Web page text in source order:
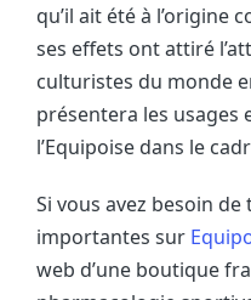
qu’il ait été à l’origine
ses effets ont attiré
culturistes du monde
présentera les usages
l’Equipoise dans le
Si vous avez besoin
importantes sur
web d’une boutique